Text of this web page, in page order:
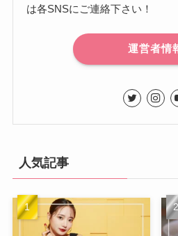
は各SNSにご連絡下さい！
運営者情
人気記事